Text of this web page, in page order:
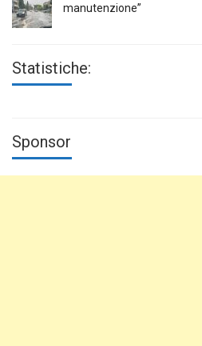
manutenzione”
Statistiche:
Sponsor